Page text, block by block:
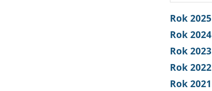
Rok 2025
Rok 2024
Rok 2023
Rok 2022
Rok 2021